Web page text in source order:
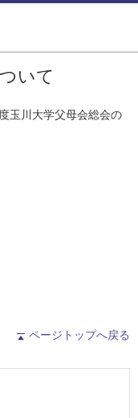
いて
玉川大学父母会総会の
ページトップへ戻る